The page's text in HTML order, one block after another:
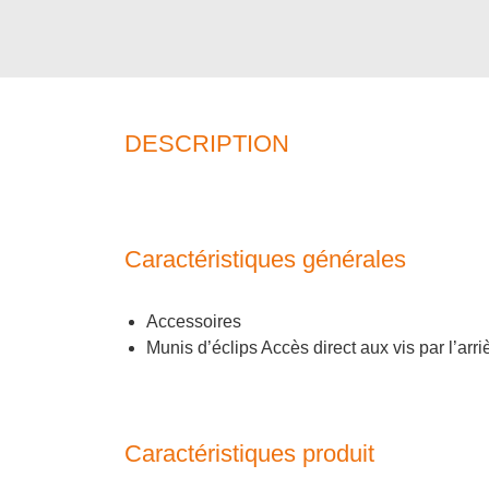
DESCRIPTION
Caractéristiques générales
Accessoires
Munis d’éclips Accès direct aux vis par
Caractéristiques produit